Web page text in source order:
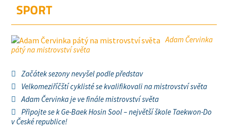
SPORT
Adam Červinka
pátý na mistrovství světa
Začátek sezony nevyšel podle představ
Velkomeziříčští cyklisté se kvalifikovali na mistrovství světa
Adam Červinka je ve finále mistrovství světa
Připojte se k Ge-Baek Hosin Sool – největší škole Taekwon-Do
v České republice!